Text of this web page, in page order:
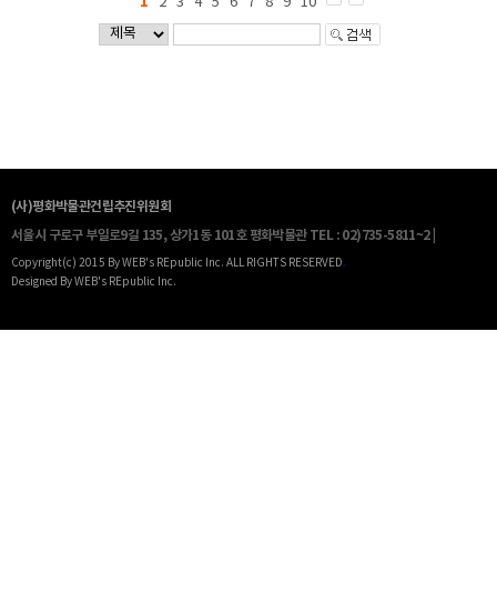
(사)평화박물관건립추진위원회
서울시 구로구 부일로9길 135, 상가1동 101호 평화박물관 TEL : 02)735-5811~2 |
Copyright(c) 2015 By WEB's REpublic Inc. ALL RIGHTS RESERVED.
Designed By WEB's REpublic Inc.